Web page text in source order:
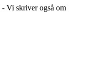
Vi skriver også om